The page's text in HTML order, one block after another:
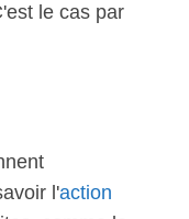
le cas par
l'action